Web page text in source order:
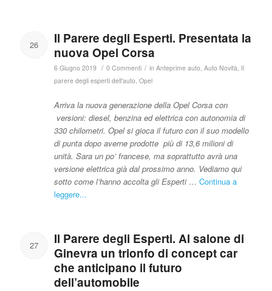
26
Il Parere degli Esperti. Presentata la
nuova Opel Corsa
6 Giugno 2019 / 0 Commenti / in Anteprime auto, Auto Novità Il
parere degli esperti dell'auto, Opel
Arriva la nuova generazione della Opel Corsa con
versioni: diesel, benzina ed elettrica con autonomia di
330 chilometri. Opel si gioca il futuro con il suo modello
di punta dopo averne prodotte più di 13,6 milioni di
unità. Sara un po’ francese, ma soprattutto avrà una
versione elettrica già dal prossimo anno. Vediamo qui
sotto come l’hanno accolta gli Esperti … Continua a
leggere...
27
Il Parere degli Esperti. Al salone di
Ginevra un trionfo di concept car
che anticipano il futuro
dell’automobile